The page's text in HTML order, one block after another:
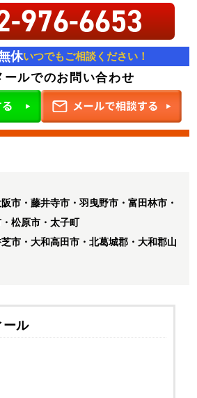
976-6653
休いつでもご相談ください！
ルでのお問い合わせ
市・藤井寺市・羽曳野市・富田林市・
松原市・太子町
芝市・大和高田市・北葛城郡・大和郡山
ール